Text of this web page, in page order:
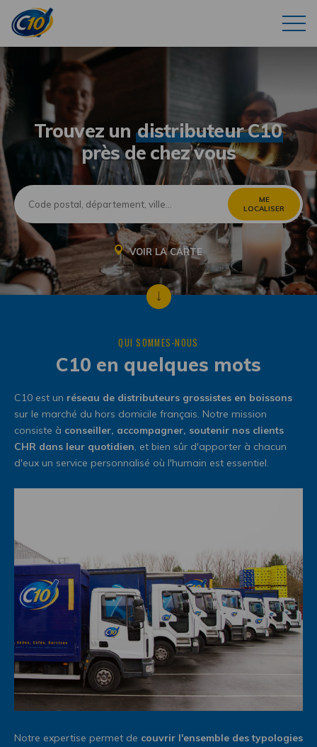
Trouvez un distributeur C10
près de chez vous
ME
LOCALISER
VOIR LA CARTE
QUI SOMMES-NOUS
C10 en quelques mots
C10 est un réseau de distributeurs grossistes en boissons
sur le marché du hors domicile français. Notre mission
consiste à conseiller, accompagner, soutenir nos clients
CHR dans leur quotidien, et bien sûr d'apporter à chacun
d'eux un service personnalisé où l'humain est essentiel.
Notre expertise permet de couvrir l'ensemble des typologies